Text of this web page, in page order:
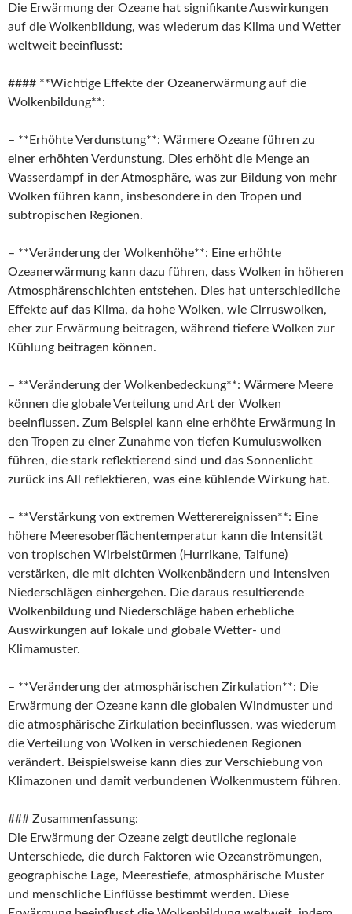
Die Erwärmung der Ozeane hat signifikante Auswirkungen
auf die Wolkenbildung, was wiederum das Klima und Wetter
weltweit beeinflusst:
#### **Wichtige Effekte der Ozeanerwärmung auf die
Wolkenbildung**:
– **Erhöhte Verdunstung**: Wärmere Ozeane führen zu
einer erhöhten Verdunstung. Dies erhöht die Menge an
Wasserdampf in der Atmosphäre, was zur Bildung von mehr
Wolken führen kann, insbesondere in den Tropen und
subtropischen Regionen.
– **Veränderung der Wolkenhöhe**: Eine erhöhte
Ozeanerwärmung kann dazu führen, dass Wolken in höheren
Atmosphärenschichten entstehen. Dies hat unterschiedliche
Effekte auf das Klima, da hohe Wolken, wie Cirruswolken,
eher zur Erwärmung beitragen, während tiefere Wolken zur
Kühlung beitragen können.
– **Veränderung der Wolkenbedeckung**: Wärmere Meere
können die globale Verteilung und Art der Wolken
beeinflussen. Zum Beispiel kann eine erhöhte Erwärmung in
den Tropen zu einer Zunahme von tiefen Kumuluswolken
führen, die stark reflektierend sind und das Sonnenlicht
zurück ins All reflektieren, was eine kühlende Wirkung hat.
– **Verstärkung von extremen Wetterereignissen**: Eine
höhere Meeresoberflächentemperatur kann die Intensität
von tropischen Wirbelstürmen (Hurrikane, Taifune)
verstärken, die mit dichten Wolkenbändern und intensiven
Niederschlägen einhergehen. Die daraus resultierende
Wolkenbildung und Niederschläge haben erhebliche
Auswirkungen auf lokale und globale Wetter- und
Klimamuster.
– **Veränderung der atmosphärischen Zirkulation**: Die
Erwärmung der Ozeane kann die globalen Windmuster und
die atmosphärische Zirkulation beeinflussen, was wiederum
die Verteilung von Wolken in verschiedenen Regionen
verändert. Beispielsweise kann dies zur Verschiebung von
Klimazonen und damit verbundenen Wolkenmustern führen.
### Zusammenfassung:
Die Erwärmung der Ozeane zeigt deutliche regionale
Unterschiede, die durch Faktoren wie Ozeanströmungen,
geographische Lage, Meerestiefe, atmosphärische Muster
und menschliche Einflüsse bestimmt werden. Diese